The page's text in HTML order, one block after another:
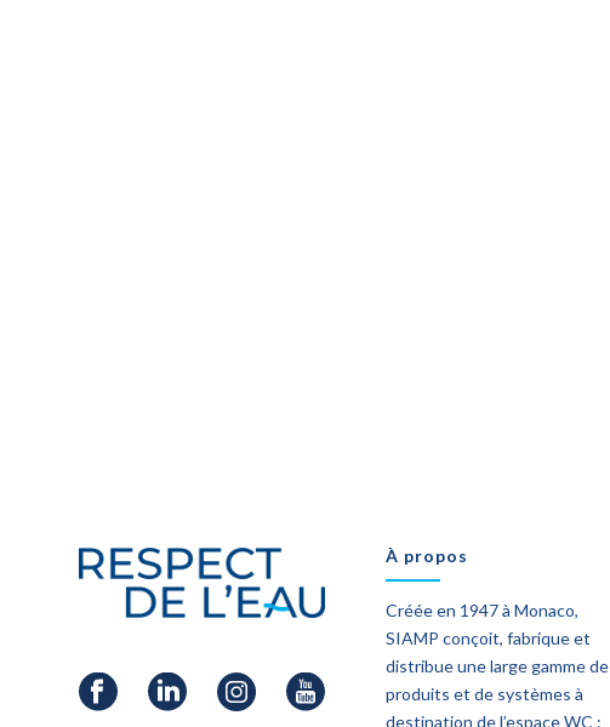
À propos
Créée en 1947 à Monaco,
SIAMP conçoit, fabrique et
distribue une large gamme de
produits et de systèmes à
destination de l’espace WC :